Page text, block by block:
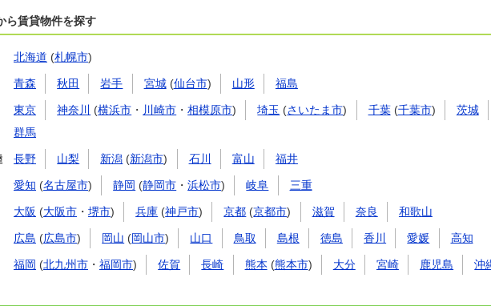
ら賃貸物件を探す
北海道 (札幌市)
青森 秋田 岩手 宮城(仙台市) 山形 福島
東京 神奈川 (横浜市 ・ 川崎市 ・相模原市) 埼玉 (さいたま市) 千葉(千葉市)
茨城
群馬
長野 山梨 新潟 (新潟市) 石川 富山 福井
愛知 (名古屋市) 静岡 (静岡市 ・浜松市) 岐阜 三重
大阪 (大阪市 ・ 堺市) 兵庫 (神戸市) 京都 (京都市) 滋賀 奈良 和歌山
広島 (広島市) 岡山 (岡山市) 山口 鳥取 島根 徳島 香川 愛媛 高知
福岡 (北九州市 ・ 福岡市) 佐賀 長崎 熊本 (熊本市) 大分 宮崎 鹿児島 沖